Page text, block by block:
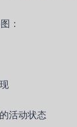
：
活动状态